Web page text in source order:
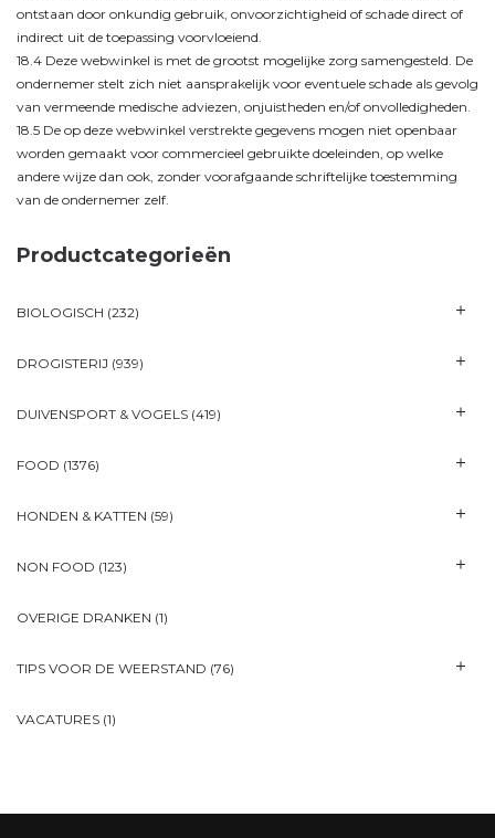
ontstaan door onkundig gebruik, onvoorzichtigheid of schade direct of
indirect uit de toepassing voorvloeiend.
18.4 Deze webwinkel is met de grootst mogelijke zorg samengesteld. De
ondernemer stelt zich niet aansprakelijk voor eventuele schade als gevolg
van vermeende medische adviezen, onjuistheden en/of onvolledigheden.
18.5 De op deze webwinkel verstrekte gegevens mogen niet openbaar
worden gemaakt voor commercieel gebruikte doeleinden, op welke
andere wijze dan ook, zonder voorafgaande schriftelijke toestemming
van de ondernemer zelf.
Productcategorieën
BIOLOGISCH (232)
DROGISTERIJ (939)
DUIVENSPORT & VOGELS (419)
FOOD (1376)
HONDEN & KATTEN (59)
NON FOOD (123)
OVERIGE DRANKEN (1)
TIPS VOOR DE WEERSTAND (76)
VACATURES (1)